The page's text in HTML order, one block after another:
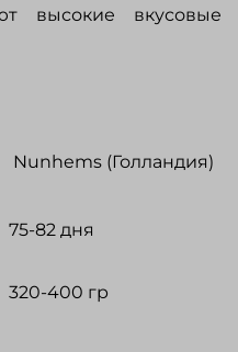
высокие вкусовые
Nunhems (Голландия)
75-82 дня
320-400 гр